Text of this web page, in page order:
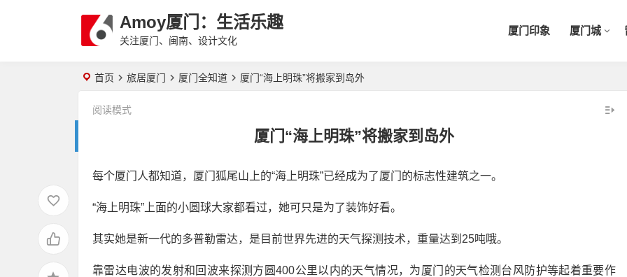
Amoy厦门：生活乐趣
关注厦门、闽南、设计文化
厦门印象 厦门城
首页 旅居厦门 厦门全知道 厦门“海上明珠”将搬家到岛外
厦门“海上明珠”将搬家到岛外
阅读模式
每个厦门人都知道，厦门狐尾山上的“海上明珠”已经成为了厦门的标志性建筑之一。
“海上明珠”上面的小圆球大家都看过，她可只是为了装饰好看。
其实她是新一代的多普勒雷达，是目前世界先进的天气探测技术，重量达到25吨哦。
靠雷达电波的发射和回波来探测方圆400公里以内的天气情况，为厦门的天气检测台风防护等起着重要作
2020年厦门旅游年卡景区再加
码，免费不限次数畅玩24个景点
开车自驾游去厦门的鼓浪屿，车
厦门垃圾分类和上海垃圾分类有
什么差异点和优缺点？
2019厦门旅游年卡：免费、无